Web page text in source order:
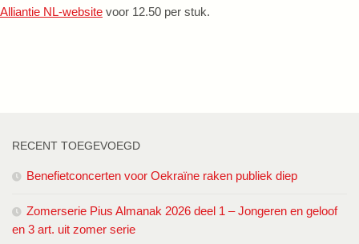
Alliantie NL-website voor 12.50 per stuk.
RECENT TOEGEVOEGD
Benefietconcerten voor Oekraïne raken publiek diep
Zomerserie Pius Almanak 2026 deel 1 – Jongeren en geloof
en 3 art. uit zomer serie